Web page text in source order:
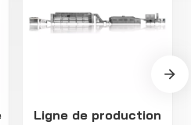
Ligne de production